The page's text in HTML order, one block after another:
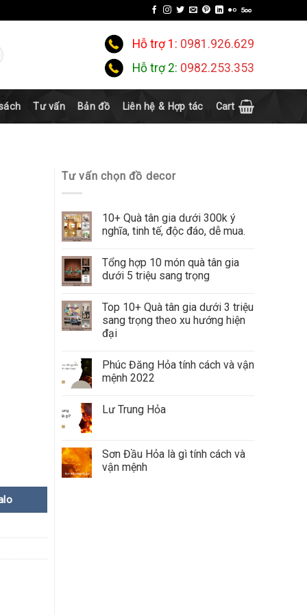
Hỗ trợ 1: 0981.926.629
Hỗ trợ 2: 0982.253.353
Tư vấn Bản đồ Liên hệ & Hợp tác Cart
Tư vấn chọn đồ decor
10+ Quà tân gia dưới 300k ý
nghĩa, tinh tế, độc đáo, dễ mua.
Tổng hợp 10 món quà tân gia
dưới 5 triệu sang trọng
Top 10+ Quà tân gia dưới 3 triệu
sang trọng theo xu hướng hiện
đại
Phúc Đăng Hỏa tính cách và vận
mệnh 2022
Lư Trung Hỏa
Sơn Đầu Hỏa là gì tính cách và
vận mệnh